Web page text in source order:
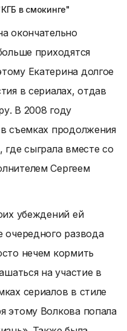
в смокинге"
окончательно
приходятся
Екатерина долгое
в сериалах, отдав
В 2008 году
съемках продолжения
где сыграла вместе со
Сергеем
убеждений ей
очередного развода
нечем кормить
на участие в
сериалов в стиле
этому Волкова попала